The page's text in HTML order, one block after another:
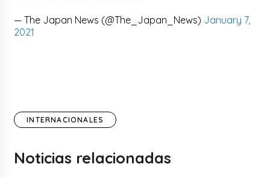
— The Japan News (@The_Japan_News) January 7,
2021
INTERNACIONALES
Noticias relacionadas